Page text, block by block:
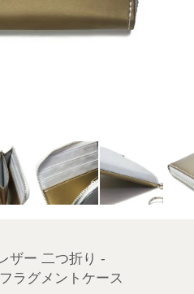
ザー 二つ折り -
ラグメントケース